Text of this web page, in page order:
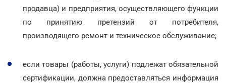
продавца) и предприятия, осуществляющего функции
по принятию претензий от потребителя,
производящего ремонт и техническое обслуживание;
если товары (работы, услуги) подлежат обязательной
сертификации, должна предоставляться информация